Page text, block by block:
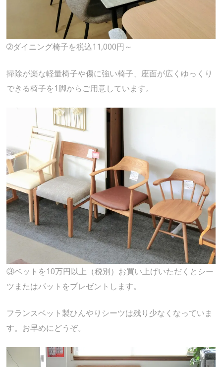
➁ダイニング椅子を税込11,000円～
掃除が楽な軽量椅子や傷に強い椅子、座面が広くゆっくり
できる椅子を1脚からご用意しています。
③ベットを10万円以上（税別）お買い上げいただくとシー
ツまたはパットをプレゼントします。
フランスベット製ひんやりシーツは残り少なくなっていま
す。お早めにどうぞ。